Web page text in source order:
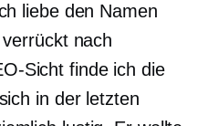
liebe den Namen
nach
Sicht finde ich die
in der letzten